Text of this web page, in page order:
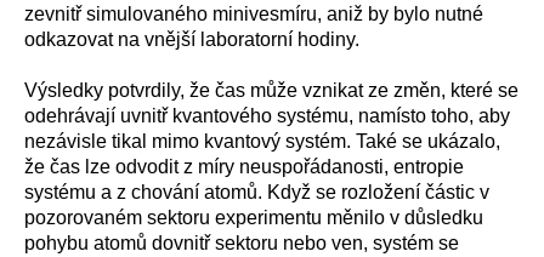
zevnitř simulovaného minivesmíru, aniž by bylo nutné
odkazovat na vnější laboratorní hodiny.
Výsledky potvrdily, že čas může vznikat ze změn, které se
odehrávají uvnitř kvantového systému, namísto toho, aby
nezávisle tikal mimo kvantový systém. Také se ukázalo,
že čas lze odvodit z míry neuspořádanosti, entropie
systému a z chování atomů. Když se rozložení částic v
pozorovaném sektoru experimentu měnilo v důsledku
pohybu atomů dovnitř sektoru nebo ven, systém se